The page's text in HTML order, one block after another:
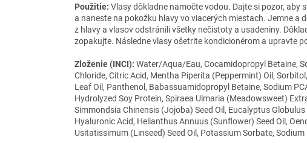
Použitie: Vlasy dôkladne namočte vodou. Dajte si pozor, aby
a naneste na pokožku hlavy vo viacerých miestach. Jemne
z hlavy a vlasov odstránili všetky nečistoty a usadeniny.
zopakujte. Následne vlasy ošetrite kondicionérom a upravte
Zloženie (INCI): Water/Aqua/Eau, Cocamidopropyl Betaine,
Chloride, Citric Acid, Mentha Piperita (Peppermint) Oil,
Leaf Oil, Panthenol, Babassuamidopropyl Betaine, Sodium
Hydrolyzed Soy Protein, Spiraea Ulmaria (Meadowsweet)
Simmondsia Chinensis (Jojoba) Seed Oil, Eucalyptus
Hyaluronic Acid, Helianthus Annuus (Sunflower) Seed Oil,
Usitatissimum (Linseed) Seed Oil, Potassium Sorbate,